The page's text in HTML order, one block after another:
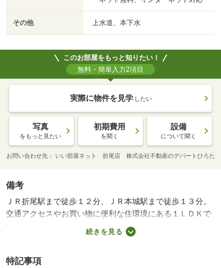
その他 上水道、本下水
このお部屋をもっと知りたい！
無料・簡単入力2項目
実際に物件を見学 したい
写真
をもっと見たい
初期費用
を聞く
設備
について聞く
お問い合わせ先 いい部屋ネット 折尾店 株式会社不動産のデパートひろた
備考
ＪＲ折尾駅まで徒歩１２分、ＪＲ本城駅まで徒歩１３分。
交通アクセスやお買い物に便利な住環境にある１ＬＤＫで
すよ。ネット無料、宅配ボックス、追い焚き機能や浴室乾
燥等のあると便利な設備が充実しています。 【設備・特
イレ/★町内会費 300円/賃貸戸数:9戸
続きを見る
特記事項